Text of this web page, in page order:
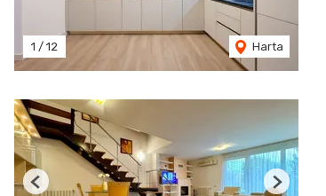
1 / 12 Harta
Previous Next